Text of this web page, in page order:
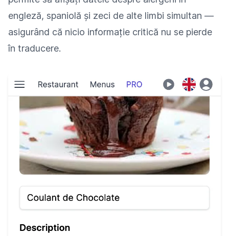
engleză, spaniolă și zeci de alte limbi simultan —
asigurând că nicio informație critică nu se pierde
în traducere.